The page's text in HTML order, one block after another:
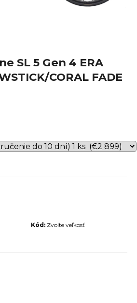
SL 5 Gen 4 ERA
CORAL FADE
Kód: Zvoľte veľkosť